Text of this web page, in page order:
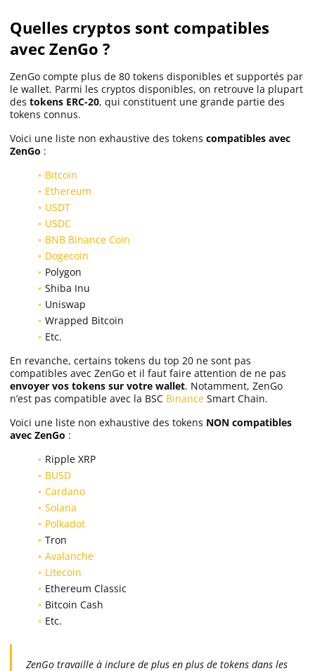
Quelles cryptos sont compatibles
avec ZenGo ?
ZenGo compte plus de 80 tokens disponibles et supportés par
le wallet. Parmi les cryptos disponibles, on retrouve la plupart
des tokens ERC-20, qui constituent une grande partie des
tokens connus.
Voici une liste non exhaustive des tokens compatibles avec
ZenGo :
Bitcoin
Ethereum
USDT
USDC
BNB Binance Coin
Dogecoin
Polygon
Shiba Inu
Uniswap
Wrapped Bitcoin
Etc.
En revanche, certains tokens du top 20 ne sont pas
compatibles avec ZenGo et il faut faire attention de ne pas
envoyer vos tokens sur votre wallet. Notamment, ZenGo
n’est pas compatible avec la BSC Binance Smart Chain.
Voici une liste non exhaustive des tokens NON compatibles
avec ZenGo :
Ripple XRP
BUSD
Cardano
Solana
Polkadot
Tron
Avalanche
Litecoin
Ethereum Classic
Bitcoin Cash
Etc.
ZenGo travaille à inclure de plus en plus de tokens dans les